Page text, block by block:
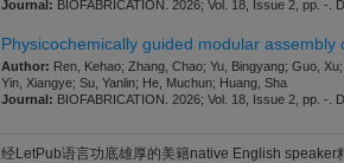
Journal: BIOFABRICATION. 2026; Vol. 18, Issue 2, pp. -.
Physicochemically guided modular
Author: Ren, Kehao; Zhang, Chao; Yu, Bingyang; Guo,
Yin, Xiangye; Su, Yanlin; He, Muchun; Huang, Sha
Journal: BIOFABRICATION. 2026; Vol. 18, Issue 2, pp. -.
经LetPub语言功底雄厚的美籍native English